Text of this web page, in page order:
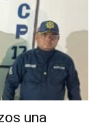
una